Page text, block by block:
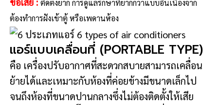
ติดตั้งยาก การดูแลรักษาที่ยากกว่าแบบอื่นเนื่องจาก
ต้องทำการฝังเข้าตู้ หรือเพดานห้อง
แอร์แบบเคลื่อนที่ (PORTABLE TYPE)
คือ เครื่องปรับอากาศที่สะดวกสบายสามารถเคลื่อน
ย้ายได้และเหมาะกับห้องที่ค่อยข้างมีขนาดเล็กไป
จนถึงห้องที่ขนาดปานกลางซึ่งไม่ต้องติดตั้งให้เสีย